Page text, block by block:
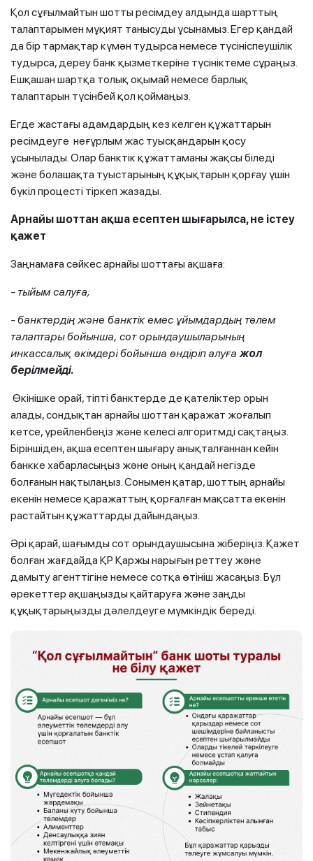
Қол сұғылмайтын шотты ресімдеу алдында шарттың
талаптарымен мұқият танысуды ұсынамыз. Егер қандай
да бір тармақтар күмән тудырса немесе түсініспеушілік
тудырса, дереу банк қызметкеріне түсініктеме сұраңыз.
Ешқашан шартқа толық оқымай немесе барлық
талаптарын түсінбей қол қоймаңыз.
Егде жастағы адамдардың кез келген құжаттарын
ресімдеуге неғұрлым жас туысқандарын қосу
ұсынылады. Олар банктік құжаттаманы жақсы біледі
және болашақта туыстарының құқықтарын қорғау үшін
бүкіл процесті тіркеп жазады.
Арнайы шоттан ақша есептен шығарылса, не істеу
қажет
Заңнамаға сәйкес арнайы шоттағы ақшаға:
- тыйым салуға;
- банктердің және банктік емес ұйымдардың төлем
талаптары бойынша, сот орындаушыларының
инкассалық өкімдері бойынша өндіріп алуғажол
берілмейді.
Өкінішке орай, тіпті банктерде де қателіктер орын
алады, сондықтан арнайы шоттан қаражат жоғалып
кетсе, үрейленбеңіз және келесі алгоритмді сақтаңыз.
Біріншіден, ақша есептен шығару анықталғаннан кейін
банкке хабарласыңыз және оның қандай негізде
болғанын нақтылаңыз. Сонымен қатар, шоттың арнайы
екенін немесе қаражаттың қорғалған мақсатта екенін
растайтын құжаттарды дайындаңыз.
Әрі қарай, шағымды сот орындаушысына жіберіңіз. Қажет
болған жағдайда ҚР Қаржы нарығын реттеу және
дамыту агенттігіне немесе сотқа өтініш жасаңыз. Бұл
әрекеттер ақшаңызды қайтаруға және заңды
құқықтарыңызды дәлелдеуге мүмкіндік береді.